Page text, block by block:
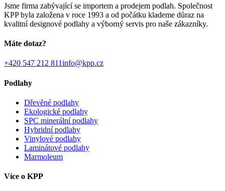
Jsme firma zabývající se importem a prodejem podlah. Společnost
KPP byla založena v roce 1993 a od počátku klademe důraz na
kvalitní designové podlahy a výborný servis pro naše zákazníky.
Máte dotaz?
+420 547 212 811info@kpp.cz
Podlahy
Dřevěné podlahy
Ekologické podlahy
SPC minerální podlahy
Hybridní podlahy
Vinylové podlahy
Laminátové podlahy
Marmoleum
Více o KPP